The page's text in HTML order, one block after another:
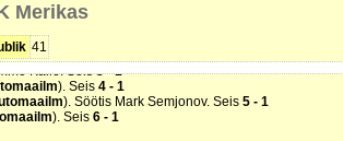
Merikas
41
Kalle. Seis3 - 1
). Seis 4 - 1
). Söötis Mark Semjonov. Seis 5 - 1
). Seis 6 - 1